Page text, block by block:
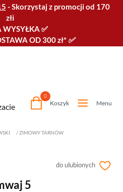
-Skorzystaj z promocji od 170
złℹ️
WYSYŁKA ✅
OD 300 zł* ✅
Koszyk
0
Menu
/ZIMOWY TARNÓW
do ulubionych
5